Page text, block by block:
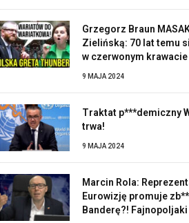
Grzegorz Braun
Zielińską: 70 lat temu
w czerwonym krawacie
9 MAJA 2024
Traktat p***demiczny
trwa!
9 MAJA 2024
Marcin Rola:
Eurowizję promuje
Banderę?!